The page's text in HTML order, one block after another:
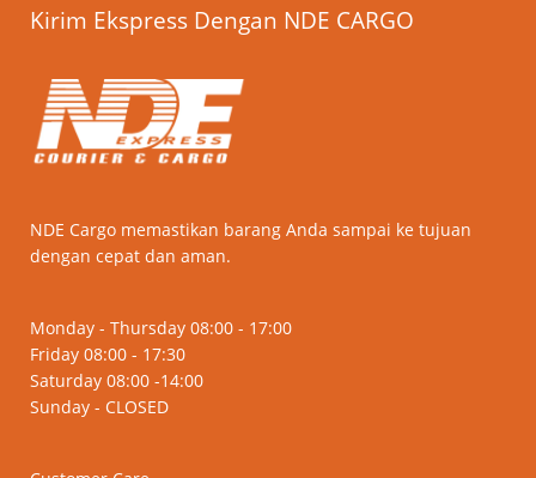
Kirim Ekspress Dengan NDE CARGO
NDE Cargo memastikan barang Anda sampai ke tujuan
dengan cepat dan aman.
Monday - Thursday 08:00 - 17:00
Friday 08:00 - 17:30
Saturday 08:00 -14:00
Sunday - CLOSED